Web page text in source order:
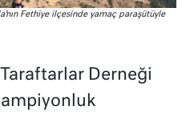
Fethiye ilçesinde yamaç paraşütüyle
Derneği